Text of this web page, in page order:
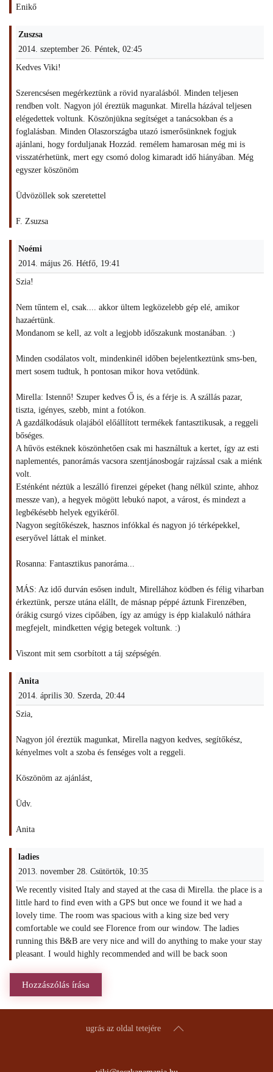
Enikő
Zuszsa
2014. szeptember 26. Péntek, 02:45
Kedves Viki!
Szerencsésen megérkeztünk a rövid nyaralásból. Minden teljesen
rendben volt. Nagyon jól éreztük magunkat. Mirella házával teljesen
elégedettek voltunk. Köszönjükna segítséget a tanácsokban és a
foglalásban. Minden Olaszországba utazó ismerősünknek fogjuk
ajánlani, hogy forduljanak Hozzád. remélem hamarosan még mi is
visszatérhetünk, mert egy csomó dolog kimaradt idő hiányában. Még
egyszer köszönöm
Üdvözöllek sok szeretettel
F. Zsuzsa
Noémi
2014. május 26. Hétfő, 19:41
Szia!
Nem tűntem el, csak.... akkor ültem legközelebb gép elé, amikor
hazaértünk.
Mondanom se kell, az volt a legjobb időszakunk mostanában. :)
Minden csodálatos volt, mindenkinél időben bejelentkeztünk sms-ben,
mert sosem tudtuk, h pontosan mikor hova vetődünk.
Mirella: Istennő! Szuper kedves Ő is, és a férje is. A szállás pazar,
tiszta, igényes, szebb, mint a fotókon.
A gazdálkodásuk olajából előállított termékek fantasztikusak, a reggeli
bőséges.
A hűvös estéknek köszönhetően csak mi használtuk a kertet, így az esti
naplementés, panorámás vacsora szentjánosbogár rajzással csak a miénk
volt.
Esténként néztük a leszálló firenzei gépeket (hang nélkül szinte, ahhoz
messze van), a hegyek mögött lebukó napot, a várost, és mindezt a
legbékésebb helyek egyikéről.
Nagyon segítőkészek, hasznos infókkal és nagyon jó térképekkel,
eseryővel láttak el minket.
Rosanna: Fantasztikus panoráma...
MÁS: Az idő durván esősen indult, Mirellához ködben és félig viharban
érkeztünk, persze utána elállt, de másnap péppé áztunk Firenzében,
órákig csurgó vizes cipőáben, így az amúgy is épp kialakuló náthára
megfejelt, mindketten végig betegek voltunk. :)
Viszont mit sem csorbított a táj szépségén.
Anita
2014. április 30. Szerda, 20:44
Szia,
Nagyon jól éreztük magunkat, Mirella nagyon kedves, segítőkész,
kényelmes volt a szoba és fenséges volt a reggeli.
Köszönöm az ajánlást,
Üdv.
Anita
ladies
2013. november 28. Csütörtök, 10:35
We recently visited Italy and stayed at the casa di Mirella. the place is a
little hard to find even with a GPS but once we found it we had a
lovely time. The room was spacious with a king size bed very
comfortable we could see Florence from our window. The ladies
running this B&B are very nice and will do anything to make your stay
pleasant. I would highly recommended and will be back soon
Hozzászólás írása
ugrás az oldal tetejére